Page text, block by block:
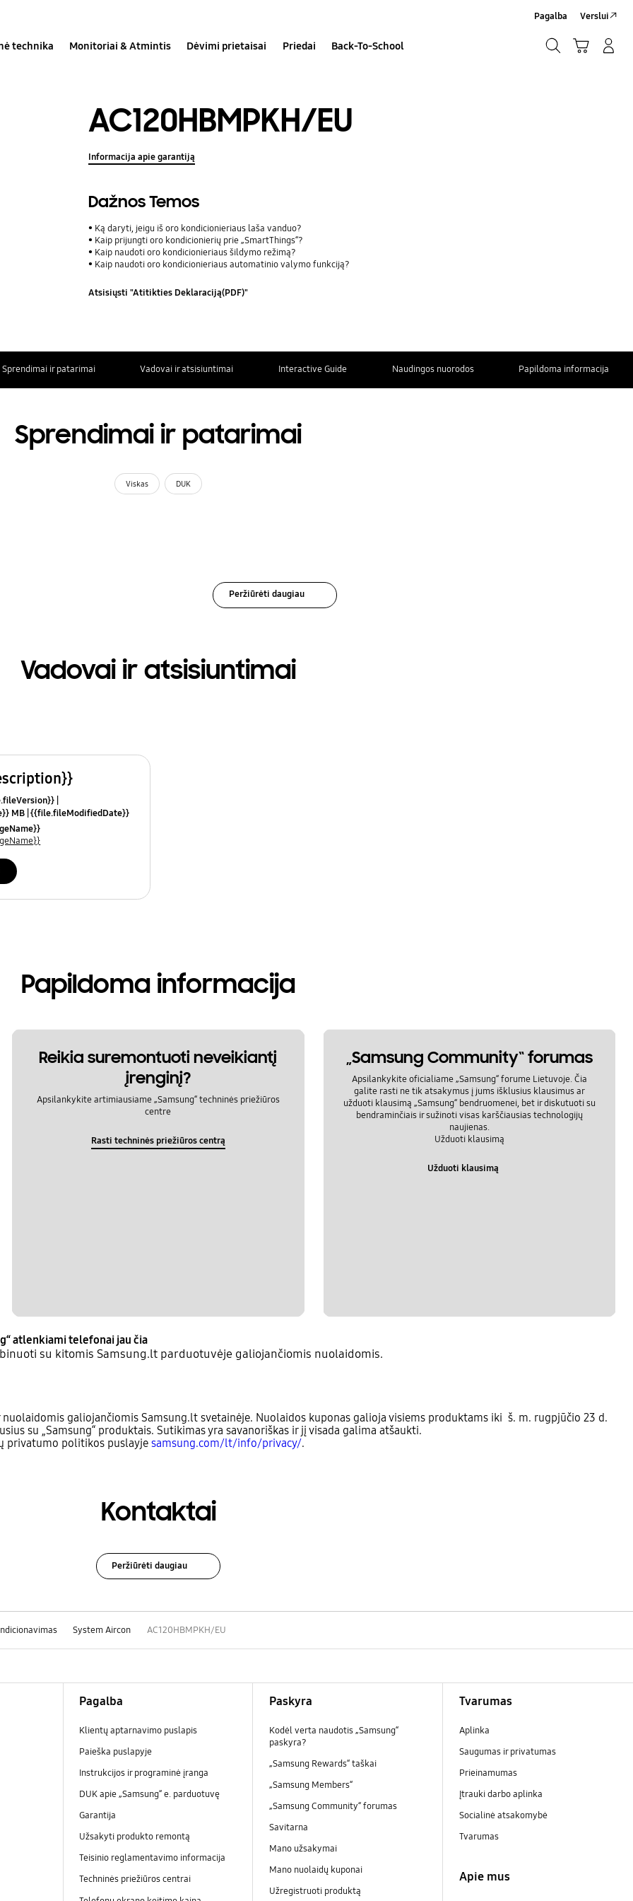
technika Monitoriai & Atmintis Dėvimi prietaisai Priedai Back-To-School
Pagalba Verslui
AC120HBMPKH/EU
Informacija apie garantiją
Dažnos Temos
Ką daryti, jeigu iš oro kondicionieriaus laša vanduo?
Kaip prijungti oro kondicionierių prie „SmartThings“?
Kaip naudoti oro kondicionieriaus šildymo režimą?
Kaip naudoti oro kondicionieriaus automatinio valymo funkciją?
Atsisiųsti "Atitikties Deklaraciją(PDF)"
Sprendimai ir patarimai Vadovai ir atsisiuntimai Interactive Guide Naudingos nuorodos Papildoma informacija
Sprendimai ir patarimai
Viskas DUK
Peržiūrėti daugiau
Vadovai ir atsisiuntimai
MB {{file.fileModifiedDate}}
Papildoma informacija
Reikia suremontuoti neveikiantį
įrenginį?
Apsilankykite artimiausiame „Samsung“ techninės priežiūros
centre
Rasti techninės priežiūros centrą
„Samsung Community“ forumas
Apsilankykite oficialiame „Samsung“ forume Lietuvoje. Čia
galite rasti ne tik atsakymus į jums išklusius klausimus ar
užduoti klausimą „Samsung“ bendruomenei, bet ir diskutuoti su
bendraminčiais ir sužinoti visas karščiausias technologijų
naujienas.
Užduoti klausimą
Užduoti klausimą
atlenkiami telefonai jau čia
su kitomis Samsung.lt parduotuvėje galiojančiomis nuolaidomis.
galiojančiomis Samsung.lt svetainėje. Nuolaidos kuponas galioja visiems produktams iki š. m. rugpjūčio 23 d.
su „Samsung“ produktais. Sutikimas yra savanoriškas ir jį visada galima atšaukti.
privatumo politikos puslayje samsung.com/lt/info/privacy/.
Kontaktai
Peržiūrėti daugiau
System Aircon AC120HBMPKH/EU
Pagalba
Klientų aptarnavimo puslapis
Paieška puslapyje
Instrukcijos ir programinė įranga
DUK apie „Samsung“ e. parduotuvę
Garantija
Užsakyti produkto remontą
Teisinio reglamentavimo informacija
Techninės priežiūros centrai
Paskyra
Kodėl verta naudotis „Samsung“
paskyra?
„Samsung Rewards“ taškai
„Samsung Members“
„Samsung Community“ forumas
Savitarna
Mano užsakymai
Mano nuolaidų kuponai
Užregistruoti produktą
Tvarumas
Aplinka
Saugumas ir privatumas
Prieinamumas
Įtrauki darbo aplinka
Socialinė atsakomybė
Tvarumas
Apie mus